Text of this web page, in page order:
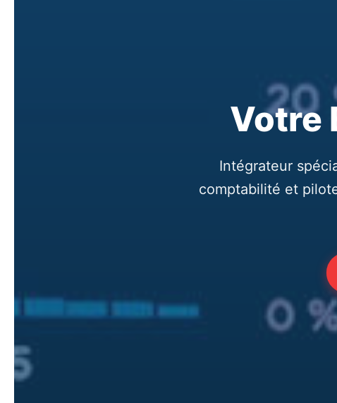
Votre
Intégrateur
comptabilité et